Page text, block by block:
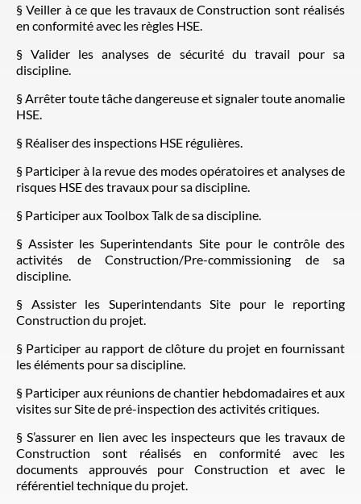
§ Veiller à ce que les travaux de Construction sont réalisés
en conformité avec les règles HSE.
§ Valider les analyses de sécurité du travail pour sa
discipline.
§ Arrêter toute tâche dangereuse et signaler toute anomalie
HSE.
§ Réaliser des inspections HSE régulières.
§ Participer à la revue des modes opératoires et analyses de
risques HSE des travaux pour sa discipline.
§ Participer aux Toolbox Talk de sa discipline.
§ Assister les Superintendants Site pour le contrôle des
activités de Construction/Pre-commissioning de sa
discipline.
§ Assister les Superintendants Site pour le reporting
Construction du projet.
§ Participer au rapport de clôture du projet en fournissant
les éléments pour sa discipline.
§ Participer aux réunions de chantier hebdomadaires et aux
visites sur Site de pré-inspection des activités critiques.
§ S’assurer en lien avec les inspecteurs que les travaux de
Construction sont réalisés en conformité avec les
documents approuvés pour Construction et avec le
référentiel technique du projet.